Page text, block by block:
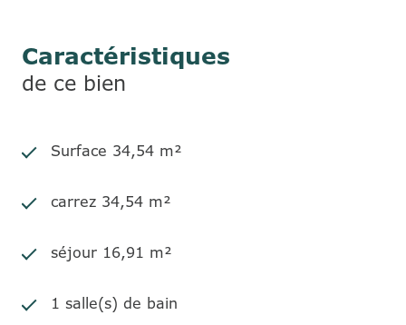
Caractéristiques
de ce bien
Surface 34,54 m²
carrez 34,54 m²
séjour 16,91 m²
1 salle(s) de bain